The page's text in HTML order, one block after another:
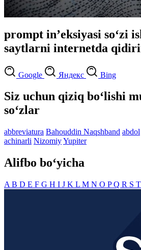
prompt in’eksiyasi so‘zi
saytlarni internetda
Google Яндекс Bing
Siz uchun qiziq bo‘lishi
so‘zlar
abbreviatura Bahouddin Naqshband abdol
achinarli NizomiyYupiter
Alifbo bo‘yicha
A B D E F G H I J K L M N O PQ R S T